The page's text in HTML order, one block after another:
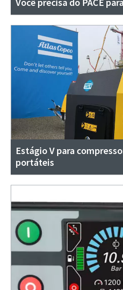
Estágio V para
portáteis